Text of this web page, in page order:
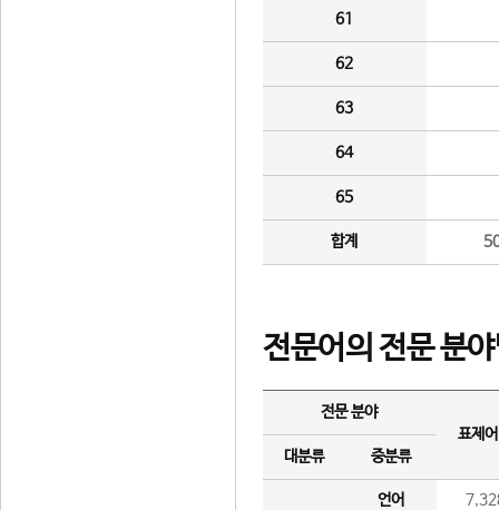
61
62
63
64
65
합계
전문어의 전문 분
전문 분야
표제
대분류
중분류
언어